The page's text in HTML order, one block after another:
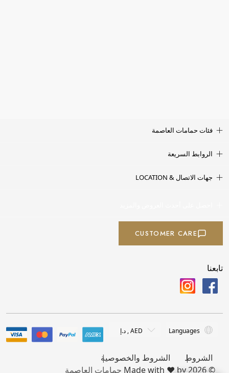
فئات حمامات العاصمة
الروابط السريعة
جهات الاتصال & LOCATION
CUSTOMER CARE
تابعنا
الشروط
الشروط والخصوصية
© 2026 Made with ❤️ by
حمامات العاصمة